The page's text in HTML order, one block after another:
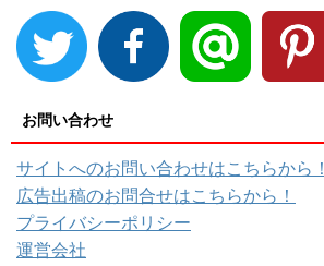
お問い合わせ
サイトへのお問い合わせはこちらから！
広告出稿のお問合せはこちらから！
プライバシーポリシー
運営会社